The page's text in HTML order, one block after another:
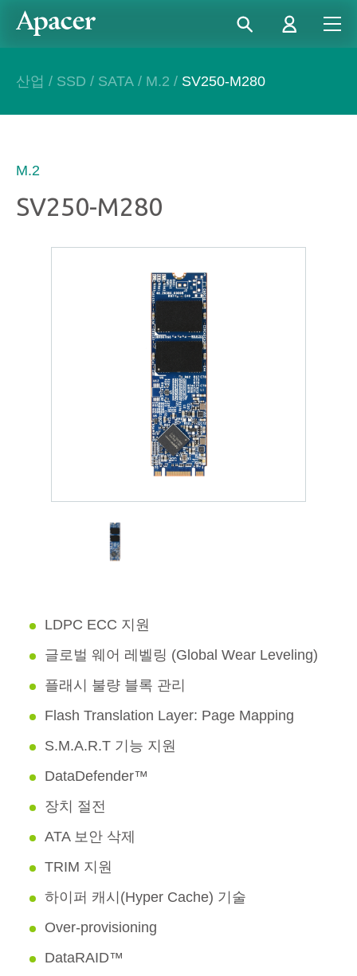
산업 / SSD / SATA / M.2 / SV250-M280
M.2
SV250-M280
LDPC ECC 지원
글로벌 웨어 레벨링 (Global Wear Leveling)
플래시 불량 블록 관리
Flash Translation Layer: Page Mapping
S.M.A.R.T 기능 지원
DataDefender™
장치 절전
ATA 보안 삭제
TRIM 지원
하이퍼 캐시(Hyper Cache) 기술
Over-provisioning
DataRAID™